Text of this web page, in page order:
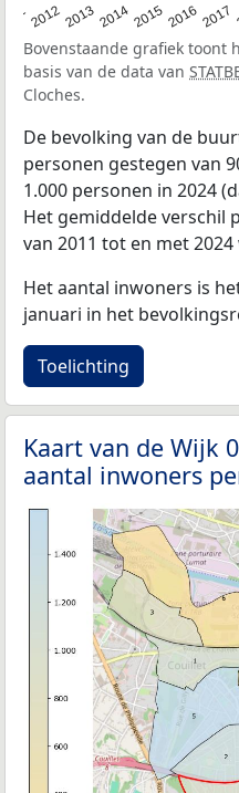
201220132014201520162017
Bovenstaande grafiek toont
basis van de data van
Cloches.
De bevolking van de
personen gestegen van
1.000 personen in 2024
Het gemiddelde verschil
van 2011 tot en met
Het aantal inwoners is
januari in het
Toelichting
Kaart van de Wijk
aantal inwoners